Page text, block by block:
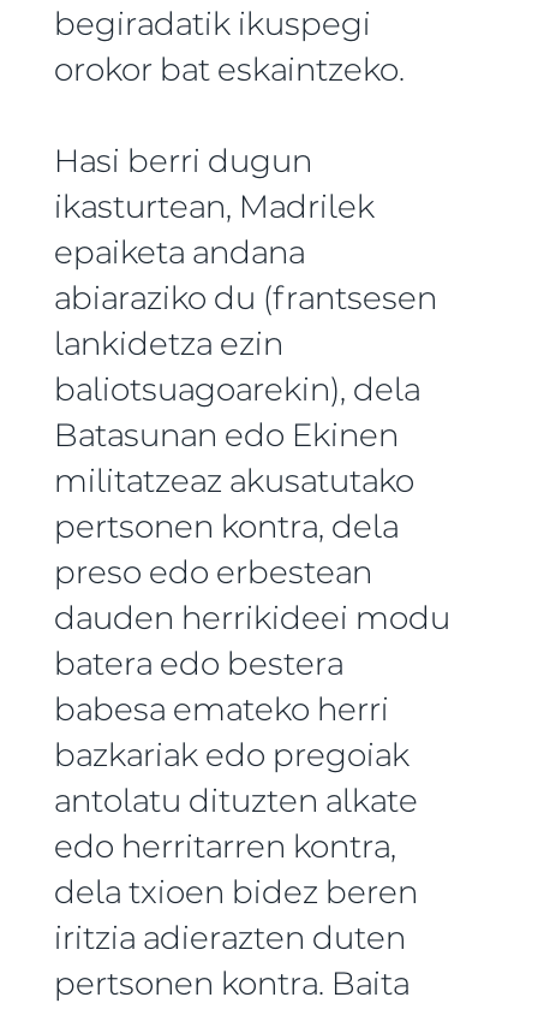
begiradatik ikuspegi
orokor bat eskaintzeko.
Hasi berri dugun
ikasturtean, Madrilek
epaiketa andana
abiaraziko du (frantsesen
lankidetza ezin
baliotsuagoarekin), dela
Batasunan edo Ekinen
militatzeaz akusatutako
pertsonen kontra, dela
preso edo erbestean
dauden herrikideei modu
batera edo bestera
babesa emateko herri
bazkariak edo pregoiak
antolatu dituzten alkate
edo herritarren kontra,
dela txioen bidez beren
iritzia adierazten duten
pertsonen kontra. Baita